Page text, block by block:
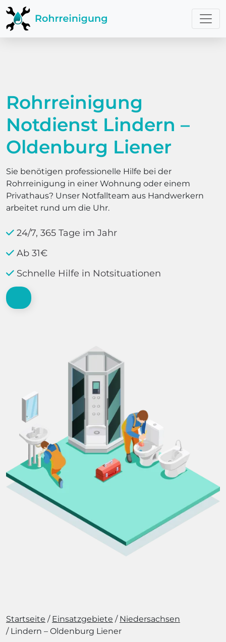
Rohrreinigung
Notdienst Lindern –
Oldenburg Liener
Sie benötigen professionelle Hilfe bei der
Rohrreinigung in einer Wohnung oder einem
Privathaus? Unser Notfallteam aus Handwerkern
arbeitet rund um die Uhr.
24/7, 365 Tage im Jahr
Ab 31€
Schnelle Hilfe in Notsituationen
Startseite Einsatzgebiete
Niedersachsen
Lindern – Oldenburg Liener